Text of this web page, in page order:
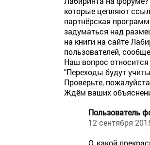
которые цепляют
партнёрская
задуматься над
на книги на сайте
пользователей,
Наш вопрос
"Переходы будут
Проверьте,
Ждём ваших
Пользователь
12 сентября
О, какой